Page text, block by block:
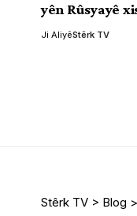
yên Rûsyayê
Ji AliyêStêrk TV
Stêrk TV > Blog >